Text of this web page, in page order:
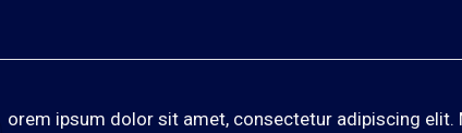
orem ipsum dolor sit amet, consectetur adipiscing elit.